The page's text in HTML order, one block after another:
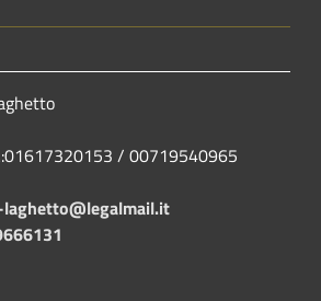
/ 00719540965